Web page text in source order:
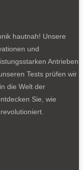
mit einem oder zwei
Transit Custom, da
erfreut sich ein E-
Beliebtheit. Die
in der
als
Ein
Vorteil:
es kein
hautnah! Unsere
und
Antrieben
Tests prüfen wir
die Welt der
Sie, wie